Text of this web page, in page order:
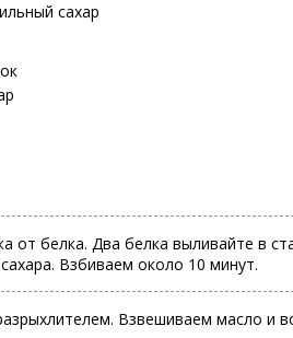
сахар
от белка. Два белка выливайте в
Взбиваем около 10 минут.
Взвешиваем масло и